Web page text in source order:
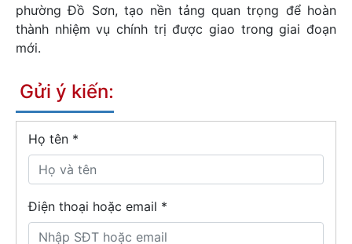
phường Đồ Sơn, tạo nền tảng quan trọng để hoàn
thành nhiệm vụ chính trị được giao trong giai đoạn
mới.
Gửi ý kiến:
Họ tên *
Điện thoại hoặc email *